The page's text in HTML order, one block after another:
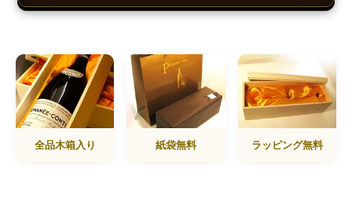
全品木箱入り 紙袋無料 ラッピング無料